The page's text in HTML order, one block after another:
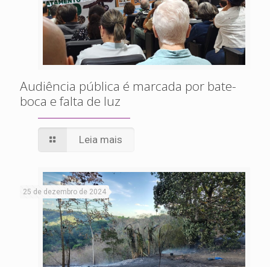
Audiência pública é marcada por bate-
boca e falta de luz
Leia mais
25 de dezembro de 2024